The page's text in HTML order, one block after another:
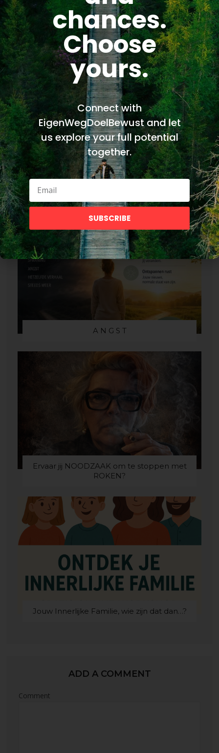
TWEET +1
SHARE
PIN
PREVIOUS POST NEXT POST
A N G S T
Ervaar jij NOODZAAK om te stoppen met
ROKEN?
Jouw Innerlijke Familie, wie zijn dat dan…?
ADD A COMMENT
Comment
chances.
Choose
yours.
Connect with
EigenWegDoelBewust and let
us explore your full potential
together.
SUBSCRIBE